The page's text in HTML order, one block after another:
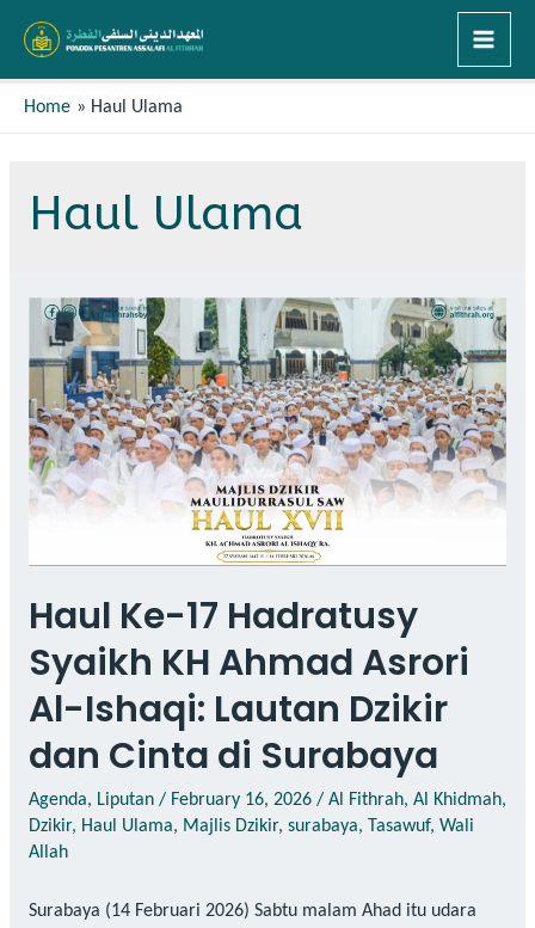
Home Haul Ulama
Haul Ulama
Haul Ke-17 Hadratusy
Syaikh KH Ahmad Asrori
Al-Ishaqi: Lautan Dzikir
dan Cinta di Surabaya
Agenda, Liputan/ February 16, 2026/ Al Fithrah, Al Khidmah,
Dzikir, Haul Ulama, Majlis Dzikir, surabaya, Tasawuf, Wali
Allah
Surabaya (14 Februari 2026) Sabtu malam Ahad itu udara